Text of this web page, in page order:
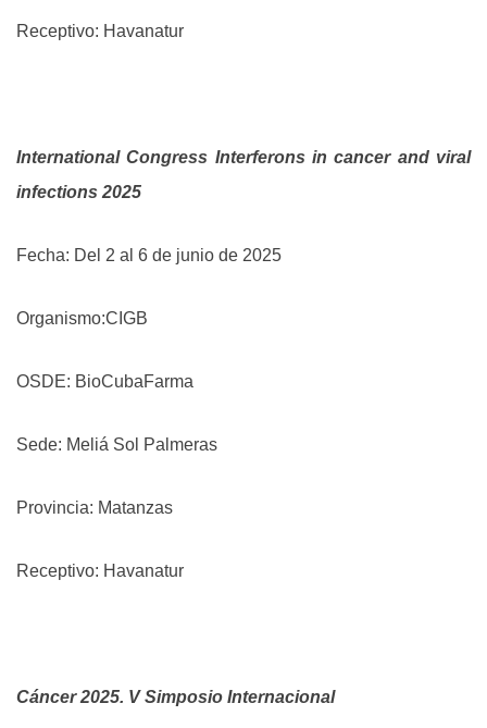
Receptivo: Havanatur
International Congress Interferons in cancer and viral
infections 2025
Fecha: Del 2 al 6 de junio de 2025
Organismo:CIGB
OSDE: BioCubaFarma
Sede: Meliá Sol Palmeras
Provincia: Matanzas
Receptivo: Havanatur
Cáncer 2025. V Simposio Internacional